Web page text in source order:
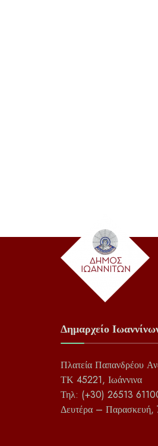
Δημαρχείο
Πλατεία Παπανδρέου
ΤΚ 45221, Ιωάννινα
Τηλ: (+30) 26513
Δευτέρα –